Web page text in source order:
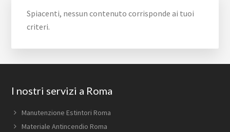
Spiacenti, nessun contenuto corrisponde ai tuoi
criteri.
Footer
I nostri servizi a Roma
Manutenzione Estintori Roma
Materiale Antincendio Roma